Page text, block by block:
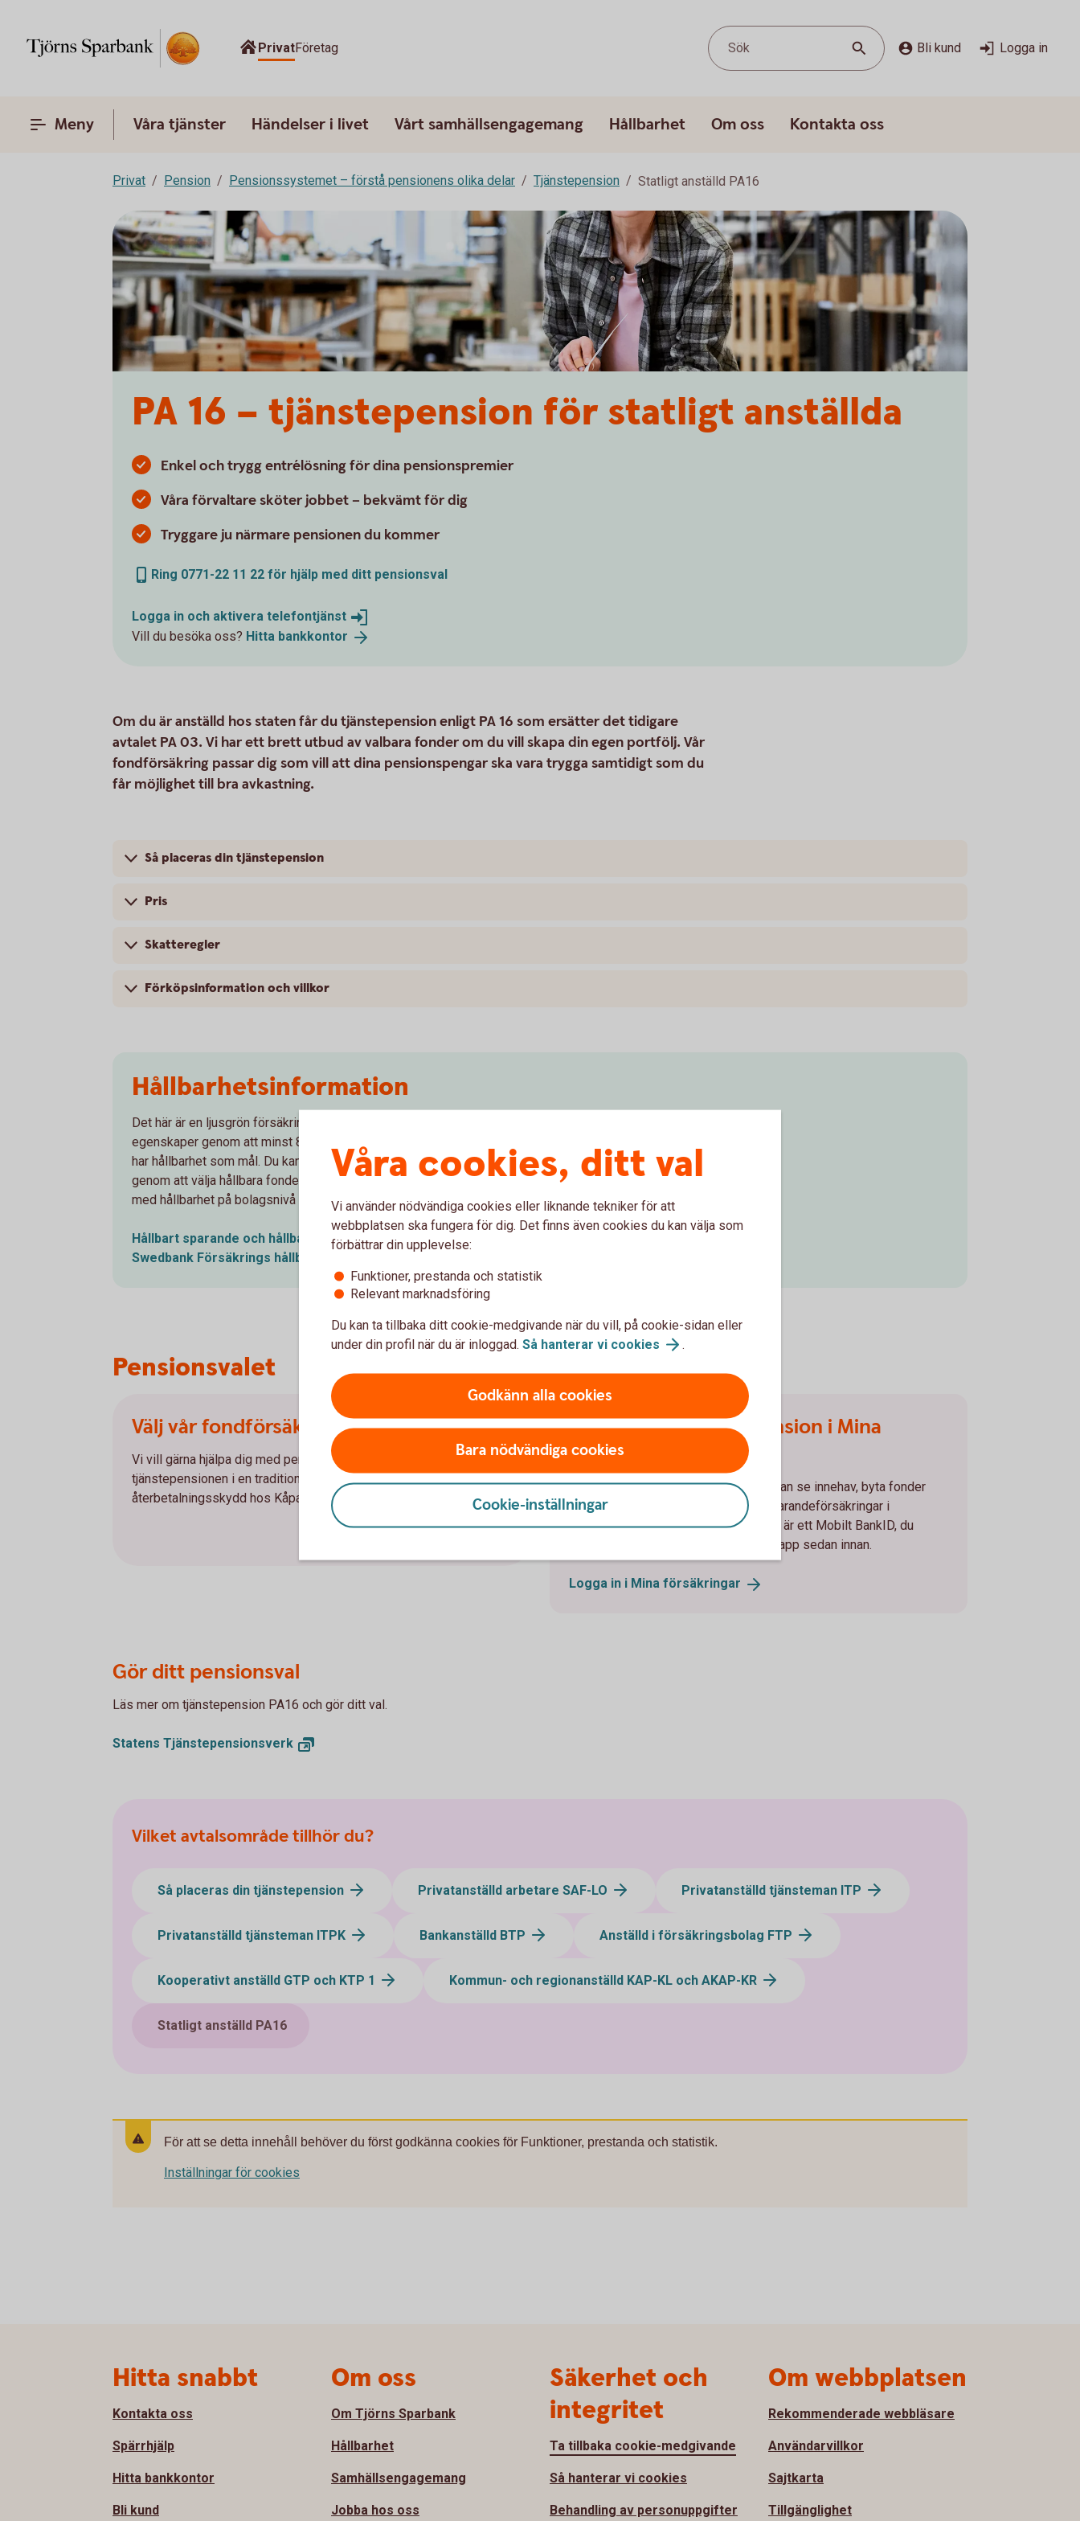
PrivatFöretag Sök Bli kund Logga in
Meny Våra tjänster Händelser i livet Vårt samhällsengagemang Hållbarhet Om oss Kontakta oss
Privat Pension Pensionssystemet – förstå pensionens olika delar Tjänstepension Statligt anställd PA16
PA 16 – tjänstepension för statligt anställda
Enkel och trygg entrélösning för dina pensionspremier
Våra förvaltare sköter jobbet – bekvämt för dig
Tryggare ju närmare pensionen du kommer
Ring 0771-22 11 22 för hjälp med ditt pensionsval
Logga in och aktivera telefontjänst
Vill du besöka oss? Hitta bankkontor
Om du är anställd hos staten får du tjänstepension enligt PA 16 som ersätter det tidigare
avtalet PA 03. Vi har ett brett utbud av valbara fonder om du vill skapa din egen portfölj. Vår
fondförsäkring passar dig som vill att dina pensionspengar ska vara trygga samtidigt som du
får möjlighet till bra avkastning.
Så placeras din tjänstepension
Pris
Skatteregler
Förköpsinformation och villkor
Hållbarhetsinformation
Det här är en ljusgrön försäkringsprodukt som främjar miljörelaterade eller sociala
egenskaper genom att minst 80 % av fonderna beaktar någon av dessa egenskaper eller
har hållbarhet som mål. Du kan själv påverka graden av hållbarhet i dina investeringar
genom att välja hållbara fonder. Läs mer om det och hur Swedbank Försäkring arbetar
med hållbarhet på bolagsnivå samt i sina kapital- och pensionsförsäkringar nedan.
Hållbart sparande och hållbara
fonder
Swedbank Försäkrings hållbarhetsarbete
Pensionsvalet
Välj vår fondförsäkring
Vi vill gärna hjälpa dig med pensionsvalet. Gör du inget val placeras
tjänstepensionen i en traditionell försäkring utan
återbetalningsskydd hos Kåpan Pensioner.
Hantera din tjänstepension i Mina
försäkringar
Mina försäkringar är en portal där du kan se innehav, byta fonder
och ändra framtida insättningar för sparandeförsäkringar i
Swedbank Försäkring. Allt du behöver är ett Mobilt BankID, du
behöver inte ha vår internetbank eller app sedan innan.
Logga in i Mina försäkringar
Gör ditt pensionsval
Läs mer om tjänstepension PA16 och gör ditt val.
Statens Tjänstepensionsverk
Vilket avtalsområde tillhör du?
Så placeras din tjänstepension Privatanställd arbetare SAF-LO Privatanställd tjänsteman ITP
Privatanställd tjänsteman ITPK Bankanställd BTP Anställd i försäkringsbolag FTP
Kooperativt anställd GTP och KTP 1 Kommun- och regionanställd KAP-KL och AKAP-KR
Statligt anställd PA16
För att se detta innehåll behöver du först godkänna cookies för Funktioner, prestanda och statistik.
Inställningar för cookies
Våra cookies, ditt val
Vi använder nödvändiga cookies eller liknande tekniker för att
webbplatsen ska fungera för dig. Det finns även cookies du kan välja som
förbättrar din upplevelse:
Funktioner, prestanda och statistik
Relevant marknadsföring
Du kan ta tillbaka ditt cookie-medgivande när du vill, på cookie-sidan eller
under din profil när du är inloggad. Så hanterar vi cookies .
Godkänn alla cookies
Bara nödvändiga cookies
Cookie-inställningar
Hitta snabbt
Kontakta oss
Spärrhjälp
Hitta bankkontor
Bli kund
Om oss
Om Tjörns Sparbank
Hållbarhet
Samhällsengagemang
Jobba hos oss
Säkerhet och
integritet
Ta tillbaka cookie-medgivande
Så hanterar vi cookies
Behandling av personuppgifter
Om webbplatsen
Rekommenderade webbläsare
Användarvillkor
Sajtkarta
Tillgänglighet